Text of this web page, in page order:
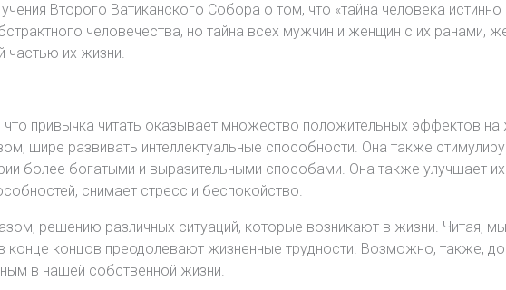
Второго Ватиканского Собора о том, что «тайна человека истинно
человечества, но тайна всех мужчин и женщин с их ранами,
частью их жизни.
привычка читать оказывает множество положительных эффектов
шире развивать интеллектуальные способности. Она также
более богатыми и выразительными способами. Она также улучшает
снимает стресс и беспокойство.
решению различных ситуаций, которые возникают в жизни. Читая,
конце концов преодолевают жизненные трудности. Возможно, также,
в нашей собственной жизни.